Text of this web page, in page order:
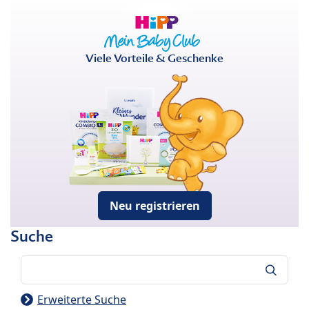
Viele Vorteile & Geschenke
Neu registrieren
Suche
Erweiterte Suche